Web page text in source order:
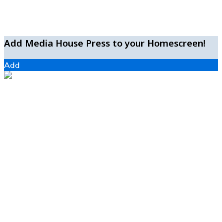
Add Media House Press to your Homescreen!
Add